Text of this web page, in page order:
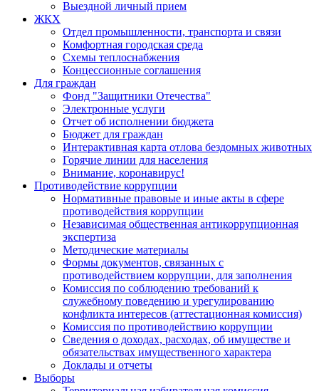
Выездной личный прием
ЖКХ
Отдел промышленности, транспорта и связи
Комфортная городская среда
Схемы теплоснабжения
Концессионные соглашения
Для граждан
Фонд "Защитники Отечества"
Электронные услуги
Отчет об исполнении бюджета
Бюджет для граждан
Интерактивная карта отлова бездомных животных
Горячие линии для населения
Внимание, коронавирус!
Противодействие коррупции
Нормативные правовые и иные акты в сфере
противодействия коррупции
Независимая общественная антикоррупционная
экспертиза
Методические материалы
Формы документов, связанных с
противодействием коррупции, для заполнения
Комиссия по соблюдению требований к
служебному поведению и урегулированию
конфликта интересов (аттестационная комиссия)
Комиссия по противодействию коррупции
Сведения о доходах, расходах, об имуществе и
обязательствах имущественного характера
Доклады и отчеты
Выборы